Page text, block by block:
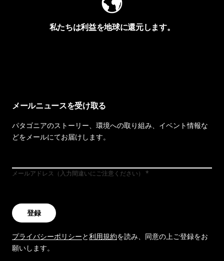
私たちは利益を地球に還元します。
メールニュースを受け取る
パタゴニアのストーリー、環境への取り組み、イベント情報な
どをメールにてお届けします。
メールアドレス（入力間違いにご注意ください）
登録
プライバシーポリシーと利用規約を読み、同意の上ご登録をお
願いします。